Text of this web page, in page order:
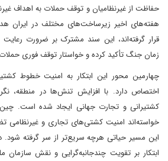
حفاظت از غیرنظامیان و توقف حملات به اهداف
هفته‌های اخیر زیرساخت‌های مختلف در ایران
قرار گرفته‌اند، این سند مشترک بر ضرورت
زمان جنگ تأکید کرده و خواستار توقف فوری
چهارمین محور این ابتکار به امنیت خطوط
اختصاص دارد. با افزایش تنش‌ها در منطقه،
کشتیرانی و تجارت جهانی ایجاد شده است.
خواسته‌اند امنیت کشتی‌های تجاری و غیرنظامی
این مسیر حیاتی هرچه سریع‌تر از سر گرفته شود.
ابتکار بر تقویت چندجانبه‌گرایی و نقش سازمان